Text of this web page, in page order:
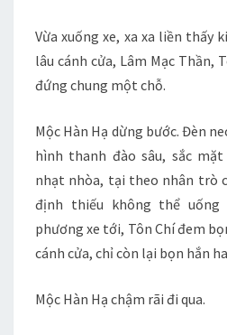
Vừa xuống xe, xa xa liền thấy
lâu cánh cửa, Lâm Mạc Thần,
đứng chung một chỗ.
Mộc Hàn Hạ dừng bước. Đèn
hình thanh đào sâu, sắc
nhạt nhòa, tại theo nhân trò
định thiếu không thể uống
phương xe tới, Tôn Chí đem
cánh cửa, chỉ còn lại bọn hắn
Mộc Hàn Hạ chậm rãi đi qua.